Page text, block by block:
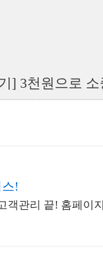
] 3천원으로
!
객관리 끝! 홈페이